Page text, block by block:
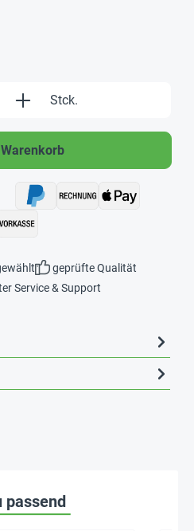
den gewünschten
Stck.
geprüfte Qualität
Service & Support
passend